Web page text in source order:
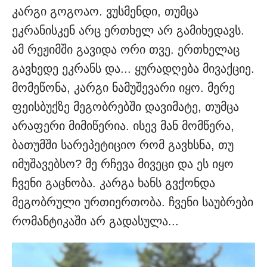
კარგი გოგოაო. ვუსმენდი, თუმცა
ეკრანისკენ არც ერთხელ არ გამიხედავს.
ამ რეჟიმში გავიდა ორი თვე. ერთხელაც
გავხედე ეკრანს და... ყურადღება მივაქციე.
მომეწონა, კარგი ნამუშევარი იყო. მერე
ფეისბუქზე მეგობრებში დავიმატე, თუმცა
არაფერი მიმიწერია. ისევ მან მომწერა,
ბათუმში სარეპეტიციო რომ გავხსნა, თუ
იმუშავებსო? მე რჩევა მივეცი და ეს იყო
ჩვენი გაცნობა. კარგა ხანს გვქონდა
მეგობრული ურთიერთობა. ჩვენი საუბრები
რომანტიკაში არ გადასულა...